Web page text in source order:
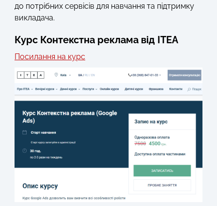
до потрібних сервісів для навчання та підтримку
викладача.
Курс Контекстна реклама від ITEA
Посилання на курс